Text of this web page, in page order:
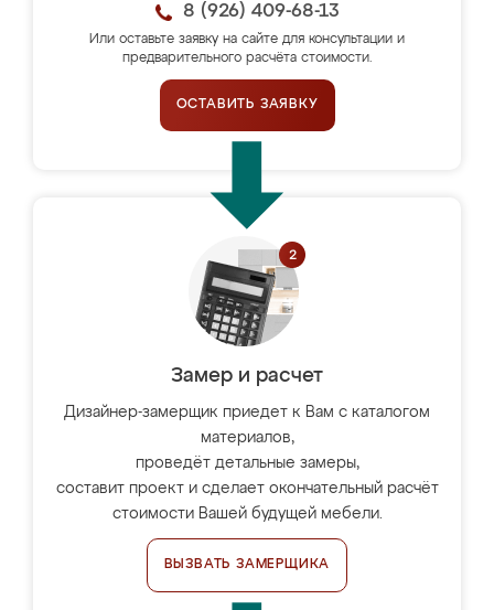
8 (926) 409-68-13
Или оставьте заявку на сайте для консультации и
предварительного расчёта стоимости.
ОСТАВИТЬ ЗАЯВКУ
Замер и расчет
Дизайнер-замерщик приедет к Вам с каталогом
материалов,
проведёт детальные замеры,
составит проект и сделает окончательный расчёт
стоимости Вашей будущей мебели.
ВЫЗВАТЬ ЗАМЕРЩИКА